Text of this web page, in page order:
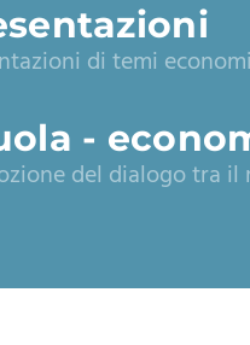
di temi
-
del dialogo tra